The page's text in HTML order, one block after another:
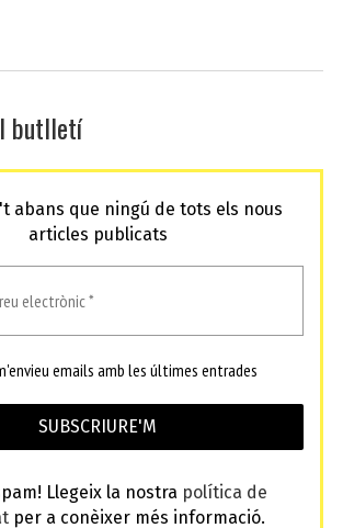
butlletí
abans que ningú de tots els nous
articles publicats
emails amb les últimes entrades
Llegeix la nostra política de
per a conèixer més informació.